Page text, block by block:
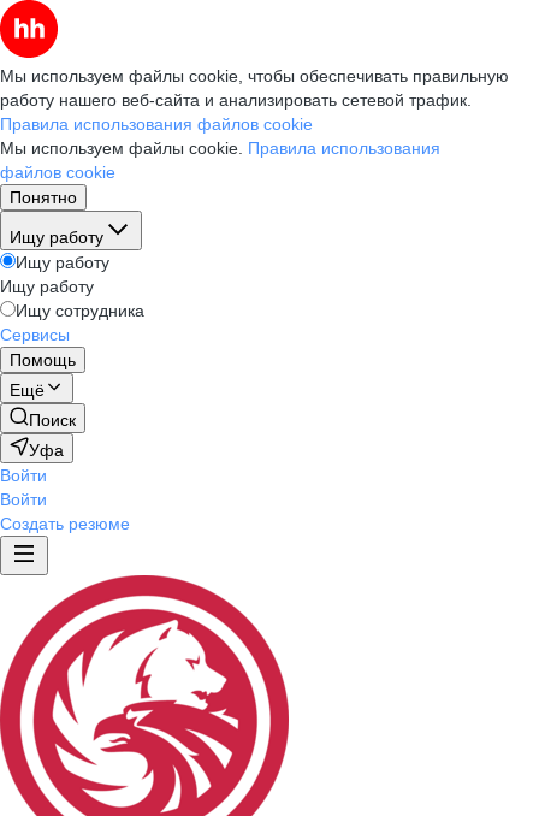
Мы используем файлы cookie, чтобы обеспечивать правильную
работу нашего веб-сайта и анализировать сетевой трафик.
Правила использования файлов cookie
Мы используем файлы cookie. Правила использования
файлов cookie
Понятно
Ищу работу
Ищу работу
Ищу работу
Ищу сотрудника
Сервисы
Помощь
Ещё
Поиск
Уфа
Войти
Войти
Создать резюме